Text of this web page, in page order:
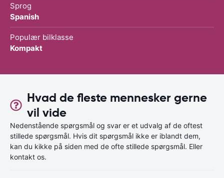
Sprog
Spanish
Populær bilklasse
Kompakt
Hvad de fleste mennesker gerne
vil vide
Nedenstående spørgsmål og svar er et udvalg af de oftest
stillede spørgsmål. Hvis dit spørgsmål ikke er iblandt dem,
kan du kikke på siden med de ofte stillede spørgsmål. Eller
kontakt os.